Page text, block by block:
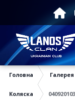
Головна Галерея
Коляска